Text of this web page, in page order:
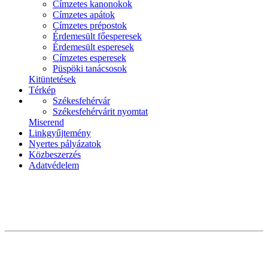
Címzetes kanonokok
Címzetes apátok
Címzetes prépostok
Érdemesült főesperesek
Érdemesült esperesek
Címzetes esperesek
Püspöki tanácsosok
Kitüntetések
Térkép
Székesfehérvár
Székesfehérvárit nyomtat
Miserend
Linkgyűjtemény
Nyertes pályázatok
Közbeszerzés
Adatvédelem